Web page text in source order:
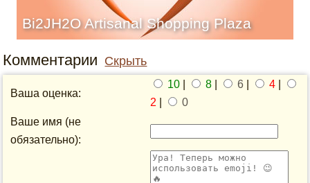
Bi2JH2O Artisanal Shopping Plaza
Комментарии Скрыть
Ваша оценка:
10 8 6 4
2
0
Ваше имя (не
обязательно):